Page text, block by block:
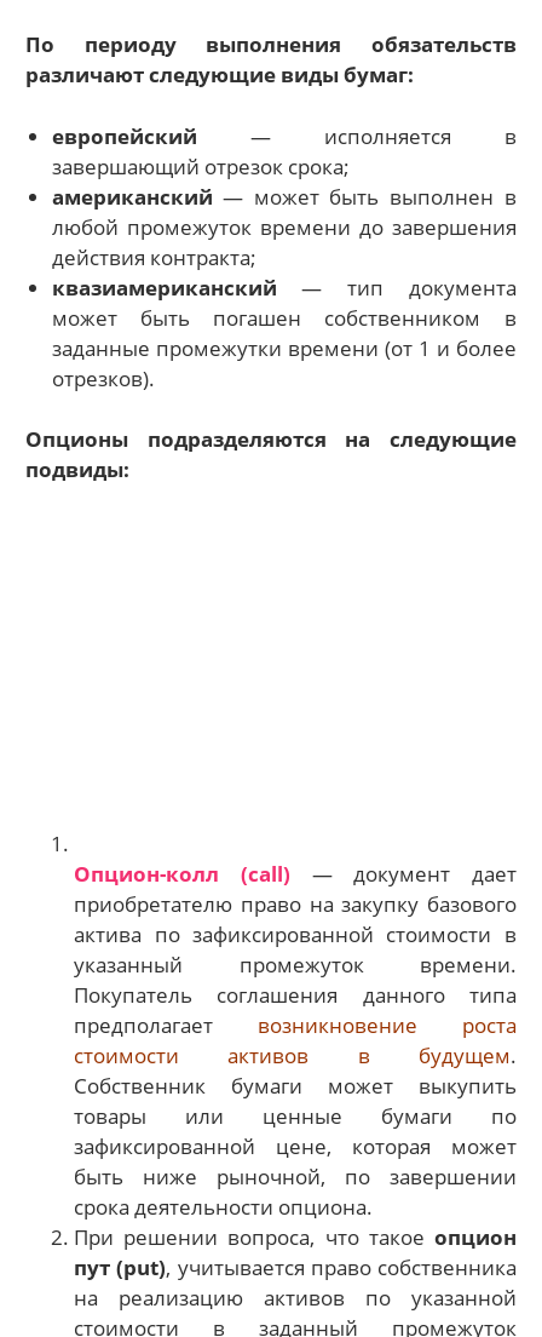
По периоду выполнения обязательств
различают следующие виды бумаг:
европейский — исполняется в
завершающий отрезок срока;
американский — может быть выполнен в
любой промежуток времени до завершения
действия контракта;
квазиамериканский — тип документа
может быть погашен собственником в
заданные промежутки времени (от 1 и более
отрезков).
Опционы подразделяются на следующие
подвиды:
Опцион-колл (call) — документ дает
приобретателю право на закупку базового
актива по зафиксированной стоимости в
указанный промежуток времени.
Покупатель соглашения данного типа
предполагает возникновение роста
стоимости активов в будущем.
Собственник бумаги может выкупить
товары или ценные бумаги по
зафиксированной цене, которая может
быть ниже рыночной, по завершении
срока деятельности опциона.
При решении вопроса, что такое опцион
пут (put), учитывается право собственника
на реализацию активов по указанной
стоимости в заданный промежуток